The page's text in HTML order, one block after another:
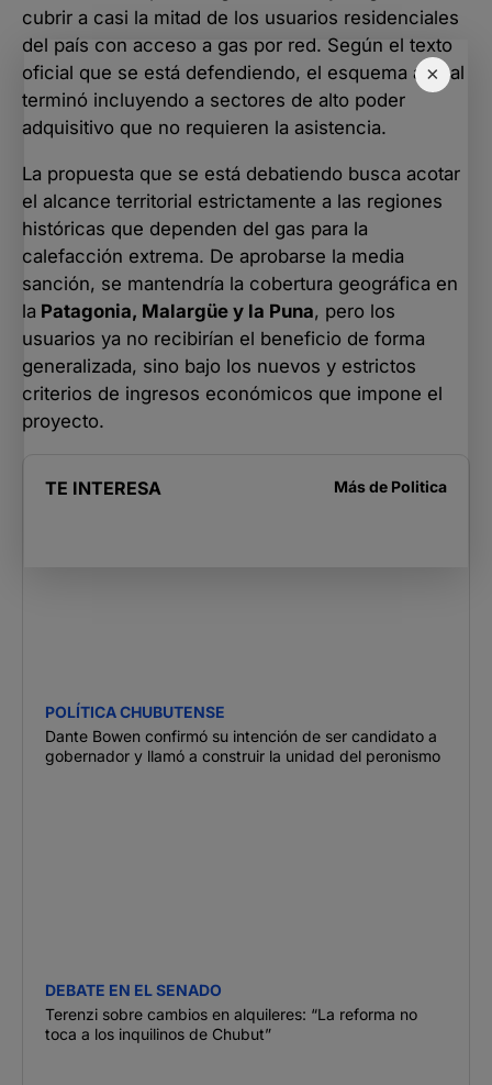
×
cubrir a casi la mitad de los usuarios residenciales
del país con acceso a gas por red. Según el texto
oficial que se está defendiendo, el esquema actual
terminó incluyendo a sectores de alto poder
adquisitivo que no requieren la asistencia.
La propuesta que se está debatiendo busca acotar
el alcance territorial estrictamente a las regiones
históricas que dependen del gas para la
calefacción extrema. De aprobarse la media
sanción, se mantendría la cobertura geográfica en
la Patagonia, Malargüe y la Puna, pero los
usuarios ya no recibirían el beneficio de forma
generalizada, sino bajo los nuevos y estrictos
criterios de ingresos económicos que impone el
proyecto.
TE INTERESA Más de Politica
POLÍTICA CHUBUTENSE
Dante Bowen confirmó su intención de ser candidato a
gobernador y llamó a construir la unidad del peronismo
DEBATE EN EL SENADO
Terenzi sobre cambios en alquileres: “La reforma no
toca a los inquilinos de Chubut”